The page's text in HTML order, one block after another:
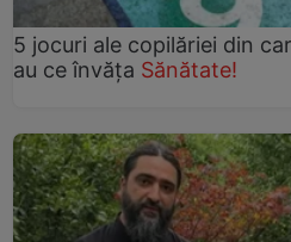
5 jocuri ale copilăriei din
au ce învăța Sănătate!